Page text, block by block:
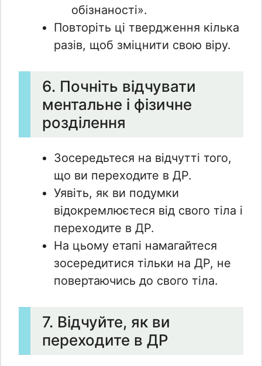
обізнаності».
Повторіть ці твердження кілька
разів, щоб зміцнити свою віру.
6. Почніть відчувати
ментальне і фізичне
розділення
Зосередьтеся на відчутті того,
що ви переходите в ДР.
Уявіть, як ви подумки
відокремлюєтеся від свого тіла і
переходите в ДР.
На цьому етапі намагайтеся
зосередитися тільки на ДР, не
повертаючись до свого тіла.
7. Відчуйте, як ви
переходите в ДР